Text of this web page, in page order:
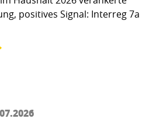
positives Signal: Interreg 7a